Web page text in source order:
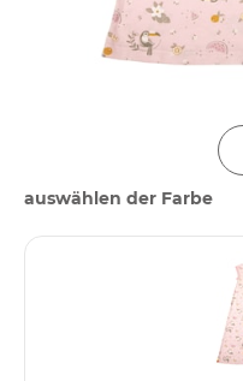
auswählen der Farbe